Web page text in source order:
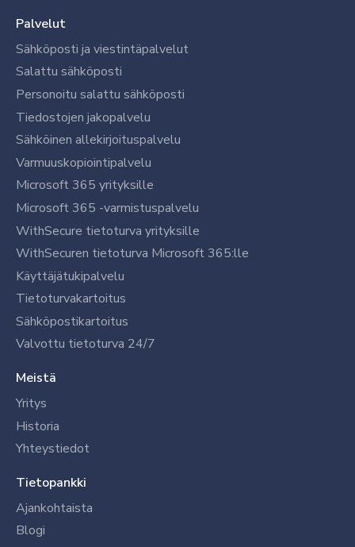
Palvelut
Sähköposti ja viestintäpalvelut
Salattu sähköposti
Personoitu salattu sähköposti
Tiedostojen jakopalvelu
Sähköinen allekirjoituspalvelu
Varmuuskopiointipalvelu
Microsoft 365 yrityksille
Microsoft 365 -varmistuspalvelu
WithSecure tietoturva yrityksille
WithSecuren tietoturva Microsoft 365:lle
Käyttäjätukipalvelu
Tietoturvakartoitus
Sähköpostikartoitus
Valvottu tietoturva 24/7
Meistä
Yritys
Historia
Yhteystiedot
Tietopankki
Ajankohtaista
Blogi